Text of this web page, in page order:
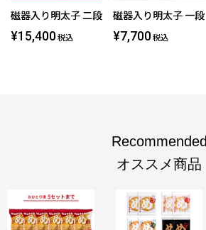
磁器入り明太子 二段
¥15,400 税込
磁器入り明太子 一段
¥7,700 税込
Recommended
オススメ商品